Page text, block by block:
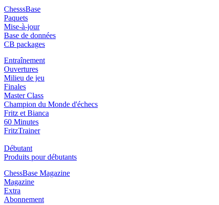
ChesssBase
Paquets
Mise-à-jour
Base de données
CB packages
Entraînement
Ouvertures
Milieu de jeu
Finales
Master Class
Champion du Monde d'échecs
Fritz et Bianca
60 Minutes
FritzTrainer
Débutant
Produits pour débutants
ChessBase Magazine
Magazine
Extra
Abonnement